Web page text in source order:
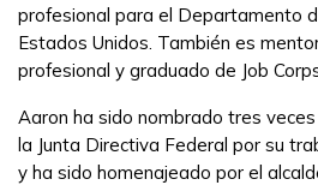
Estudiantes
Empleadores
profesional para el Departamento
Estados Unidos. También es
profesional y graduado de Job
Aaron ha sido nombrado tres
la Junta Directiva Federal por su
y ha sido homenajeado por el